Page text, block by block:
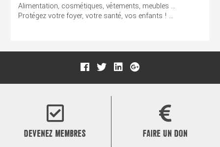
Alimentation, cosmétiques, vêtements, meubles …
Protégez votre foyer, votre santé, vos enfants ! ...
DEVENEZ MEMBRES FAIRE UN DON